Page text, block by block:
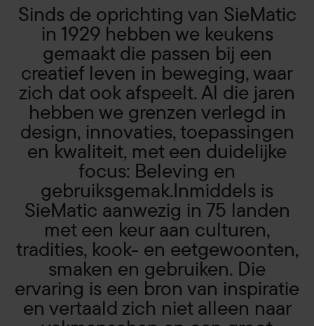
Sinds de oprichting van SieMatic
in 1929 hebben we keukens
gemaakt die passen bij een
creatief leven in beweging, waar
zich dat ook afspeelt. Al die jaren
hebben we grenzen verlegd in
design, innovaties, toepassingen
en kwaliteit, met een duidelijke
focus: Beleving en
gebruiksgemak.Inmiddels is
SieMatic aanwezig in 75 landen
met een keur aan culturen,
tradities, kook- en eetgewoonten,
smaken en gebruiken. Die
ervaring is een bron van inspiratie
en vertaald zich niet alleen naar